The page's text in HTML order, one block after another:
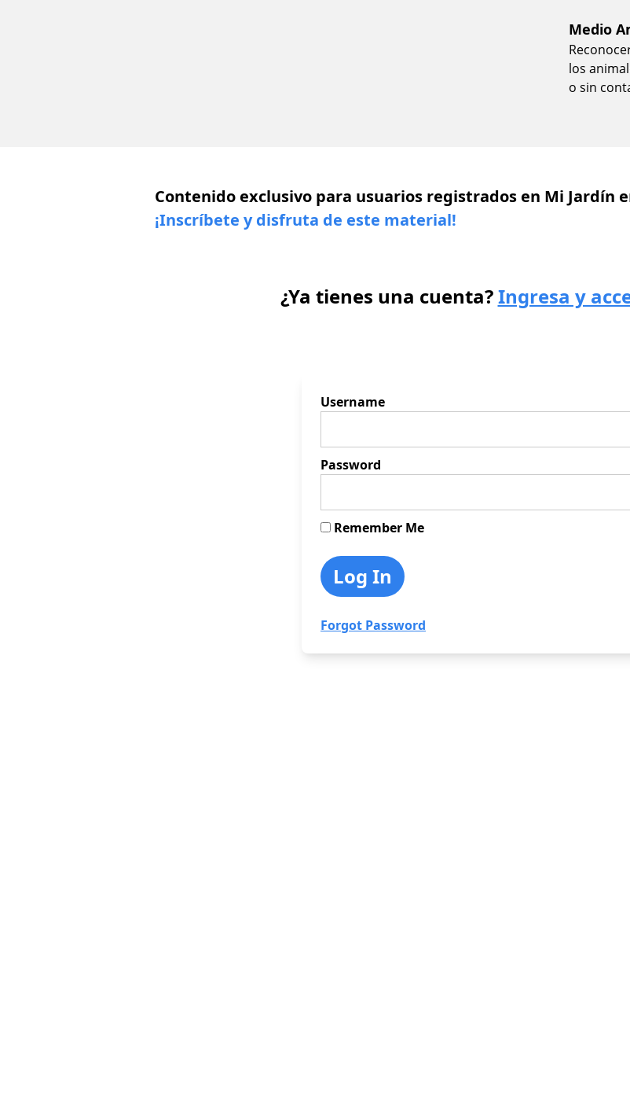
Medio
los
o sin
Contenido exclusivo para usuarios registrados en Mi Jardín
¡Inscríbete y disfruta de este material!
¿Ya tienes una cuenta?Ingresa y
Username
Password
Remember Me
Forgot Password